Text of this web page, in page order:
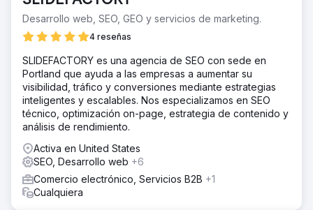
Desarrollo web, SEO, GEO y servicios de marketing.
4 reseñas
SLIDEFACTORY es una agencia de SEO con sede en
Portland que ayuda a las empresas a aumentar su
visibilidad, tráfico y conversiones mediante estrategias
inteligentes y escalables. Nos especializamos en SEO
técnico, optimización on-page, estrategia de contenido y
análisis de rendimiento.
Activa en United States
SEO, Desarrollo web +6
Comercio electrónico, Servicios B2B +1
Cualquiera